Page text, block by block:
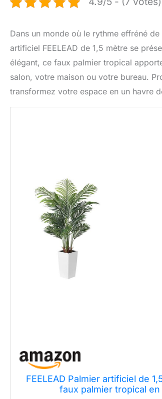
Dans un monde où le rythme effréné
artificiel FEELEAD de 1,5 mètre se
élégant, ce faux palmier tropical
salon, votre maison ou votre bureau.
transformez votre espace en un havre
FEELEAD Palmier artificiel de
faux palmier tropical